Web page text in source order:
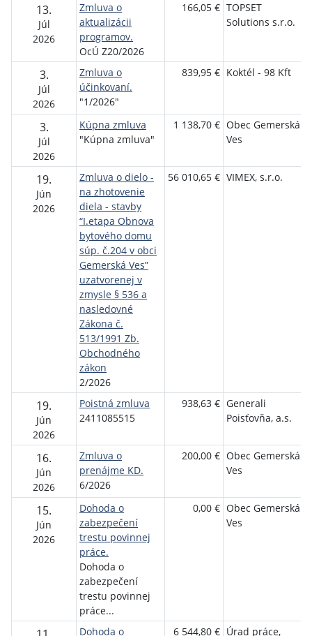
13.
Júl
2026
Zmluva o
aktualizácii
programov.
OcÚ Z20/2026
166,05 € TOPSET
Solutions s.r.o.
3.
Júl
2026
Zmluva o
účinkovaní.
"1/2026"
839,95 € Koktél - 98 Kft
3.
Júl
2026
Kúpna zmluva
"Kúpna zmluva"
1 138,70 € Obec Gemerská
Ves
19.
Jún
2026
Zmluva o dielo -
na zhotovenie
diela - stavby
“I.etapa Obnova
bytového domu
súp. č.204 v obci
Gemerská Ves”
uzatvorenej v
zmysle § 536 a
nasledovné
Zákona č.
513/1991 Zb.
Obchodného
zákon
2/2026
56 010,65 € VIMEX, s.r.o.
19.
Jún
2026
Poistná zmluva
2411085515
938,63 € Generali
Poisťovňa, a.s.
16.
Jún
2026
Zmluva o
prenájme KD.
6/2026
200,00 € Obec Gemerská
Ves
15.
Jún
2026
Dohoda o
zabezpečení
trestu povinnej
práce.
Dohoda o
zabezpečení
trestu povinnej
práce...
0,00 € Obec Gemerská
Ves
Dohoda o
6 544,80 € Úrad práce,